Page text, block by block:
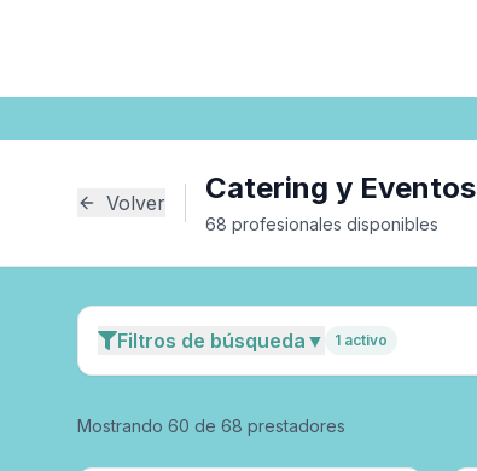
Volver Catering y Eventos
68 profesionales disponibles
Filtros de búsqueda ▼ 1 activo
Mostrando 60 de 68 prestadores